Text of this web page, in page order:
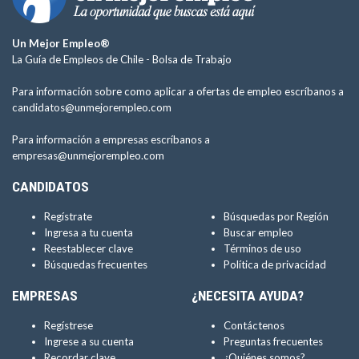
Un Mejor Empleo®
La Guía de Empleos de Chile - Bolsa de Trabajo
Para información sobre como aplicar a ofertas de empleo escríbanos a
candidatos@unmejorempleo.com
Para información a empresas escríbanos a
empresas@unmejorempleo.com
CANDIDATOS
Regístrate
Ingresa a tu cuenta
Reestablecer clave
Búsquedas frecuentes
Búsquedas por Región
Buscar empleo
Términos de uso
Política de privacidad
EMPRESAS
Regístrese
Ingrese a su cuenta
¿NECESITA AYUDA?
Contáctenos
Preguntas frecuentes